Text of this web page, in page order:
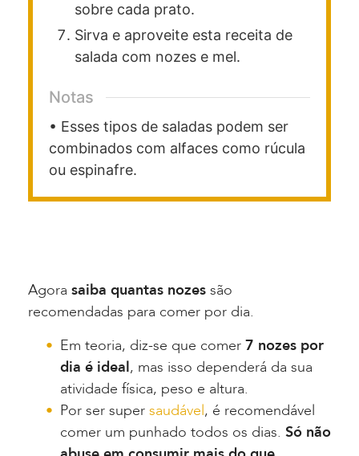
sobre cada prato.
Sirva e aproveite esta receita de
salada com nozes e mel.
Notas
• Esses tipos de saladas podem ser
combinados com alfaces como rúcula
ou espinafre.
Agora saiba quantas nozes são
recomendadas para comer por dia.
Em teoria, diz-se que comer 7 nozes por
dia é ideal, mas isso dependerá da sua
atividade física, peso e altura.
Por ser super saudável, é recomendável
comer um punhado todos os dias. Só não